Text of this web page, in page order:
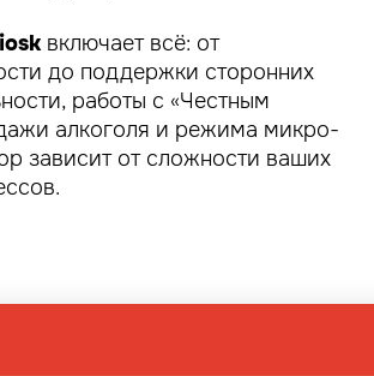
включает всё: от
до поддержки сторонних
работы с «Честным
алкоголя и режима микро-
зависит от сложности ваших